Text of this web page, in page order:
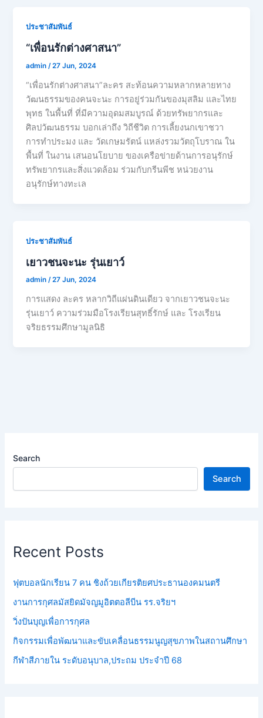
ประชาสัมพันธ์
“เพื่อนรักต่างศาสนา”
admin/27 Jun, 2024
“เพื่อนรักต่างศาสนา”ละคร สะท้อนความหลากหลายทาง
วัฒนธรรมของคนจะนะ การอยู่ร่วมกันของมุสลิม และไทย
พุทธ ในพื้นที่ ที่มีความอุดมสมบูรณ์ ด้วยทรัพยากรและ
ศิลปวัฒนธรรม บอกเล่าถึง วิถีชีวิต การเลี้ยงนกเขาชวา
การทำประมง และ วัดเกษมรัตน์ แหล่งรวมวัตถุโบราณ ใน
พื้นที่ ในงาน เสนอนโยบาย ของเครือข่ายด้านการอนุรักษ์
ทรัพยากรและสิ่งแวดล้อม ร่วมกับกรีนพีช หน่วยงาน
อนุรักษ์ทางทะเล
ประชาสัมพันธ์
เยาวชนจะนะ รุ่นเยาว์
admin/27 Jun, 2024
การแสดง ละคร หลากวิถีแผ่นดินเดียว จากเยาวชนจะนะ
รุ่นเยาว์ ความร่วมมือโรงเรียนสุทธิ์รักษ์ และ โรงเรียน
จริยธรรมศึกษามูลนิธิ
Search
Search
Recent Posts
ฟุตบอลนักเรียน 7 คน ชิงถ้วยเกียรติยศประธานองคมนตรี
งานการกุศลมัสยิดมัจญมูอิตตอลีบีน รร.จริยฯ
วิ่งปันบุญเพื่อการกุศล
กิจกรรมเพื่อพัฒนาและขับเคลื่อนธรรมนูญสุขภาพในสถานศึกษา
กีฬาสีภายใน ระดับอนุบาล,ประถม ประจำปี 68